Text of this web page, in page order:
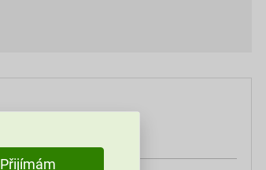
Přijímám